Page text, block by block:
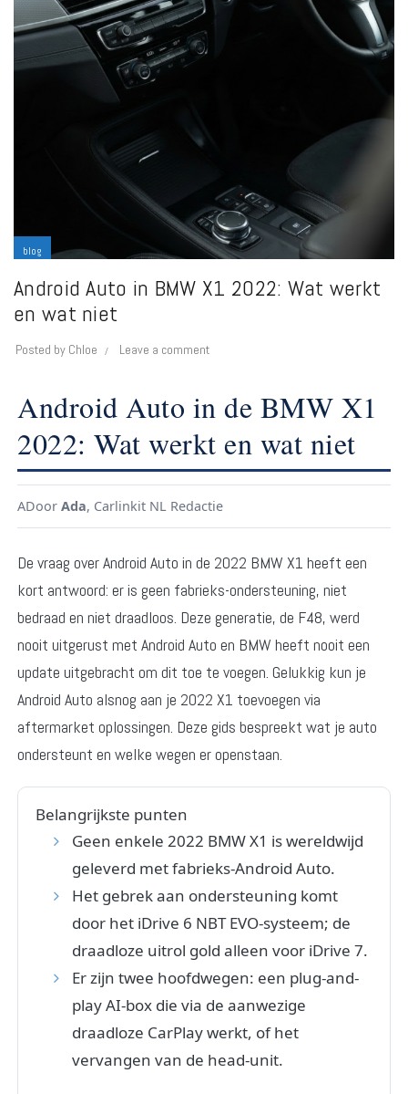
blog
Android Auto in BMW X1 2022: Wat werkt
en wat niet
Posted by Chloe Leave a comment
Android Auto in de BMW X1
2022: Wat werkt en wat niet
ADoor Ada, Carlinkit NL Redactie
De vraag over Android Auto in de 2022 BMW X1 heeft een
kort antwoord: er is geen fabrieks-ondersteuning, niet
bedraad en niet draadloos. Deze generatie, de F48, werd
nooit uitgerust met Android Auto en BMW heeft nooit een
update uitgebracht om dit toe te voegen. Gelukkig kun je
Android Auto alsnog aan je 2022 X1 toevoegen via
aftermarket oplossingen. Deze gids bespreekt wat je auto
ondersteunt en welke wegen er openstaan.
Belangrijkste punten
Geen enkele 2022 BMW X1 is wereldwijd
geleverd met fabrieks-Android Auto.
Het gebrek aan ondersteuning komt
door het iDrive 6 NBT EVO-systeem; de
draadloze uitrol gold alleen voor iDrive 7.
Er zijn twee hoofdwegen: een plug-and-
play AI-box die via de aanwezige
draadloze CarPlay werkt, of het
vervangen van de head-unit.